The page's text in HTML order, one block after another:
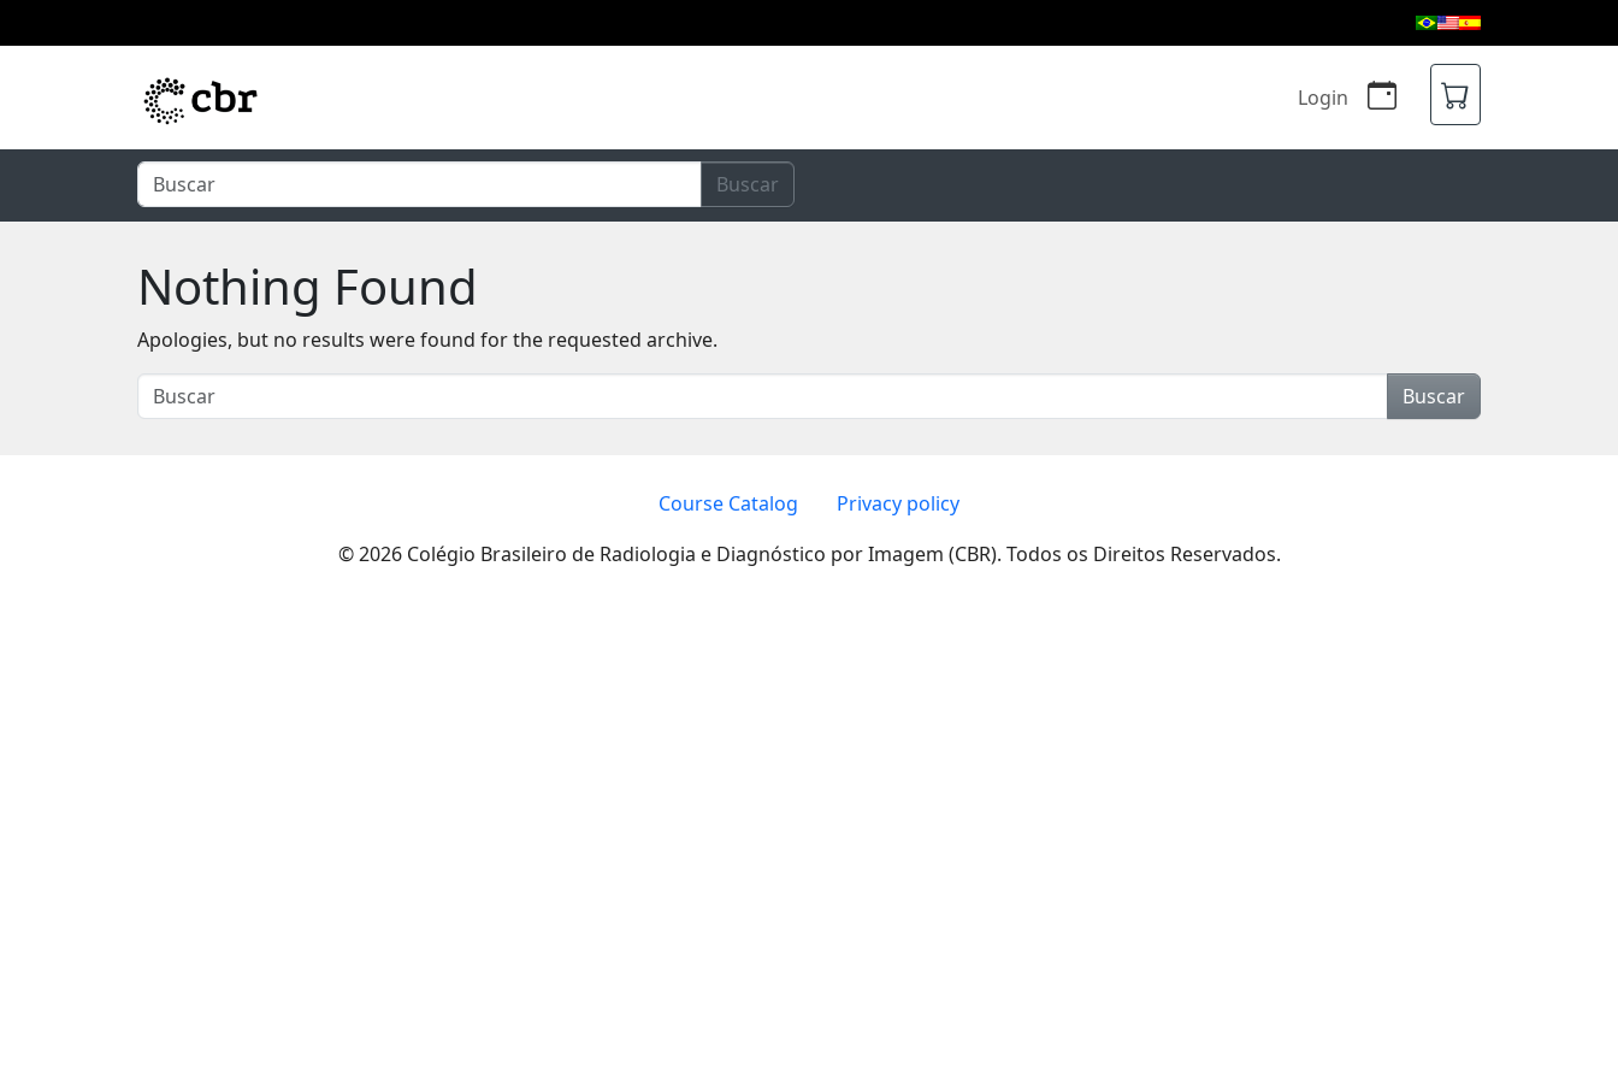
Login
Buscar
Nothing Found
Apologies, but no results were found for the requested archive.
Buscar
Course Catalog
Privacy policy
© 2026 Colégio Brasileiro de Radiologia e Diagnóstico por Imagem (CBR). Todos os Direitos Reservados.